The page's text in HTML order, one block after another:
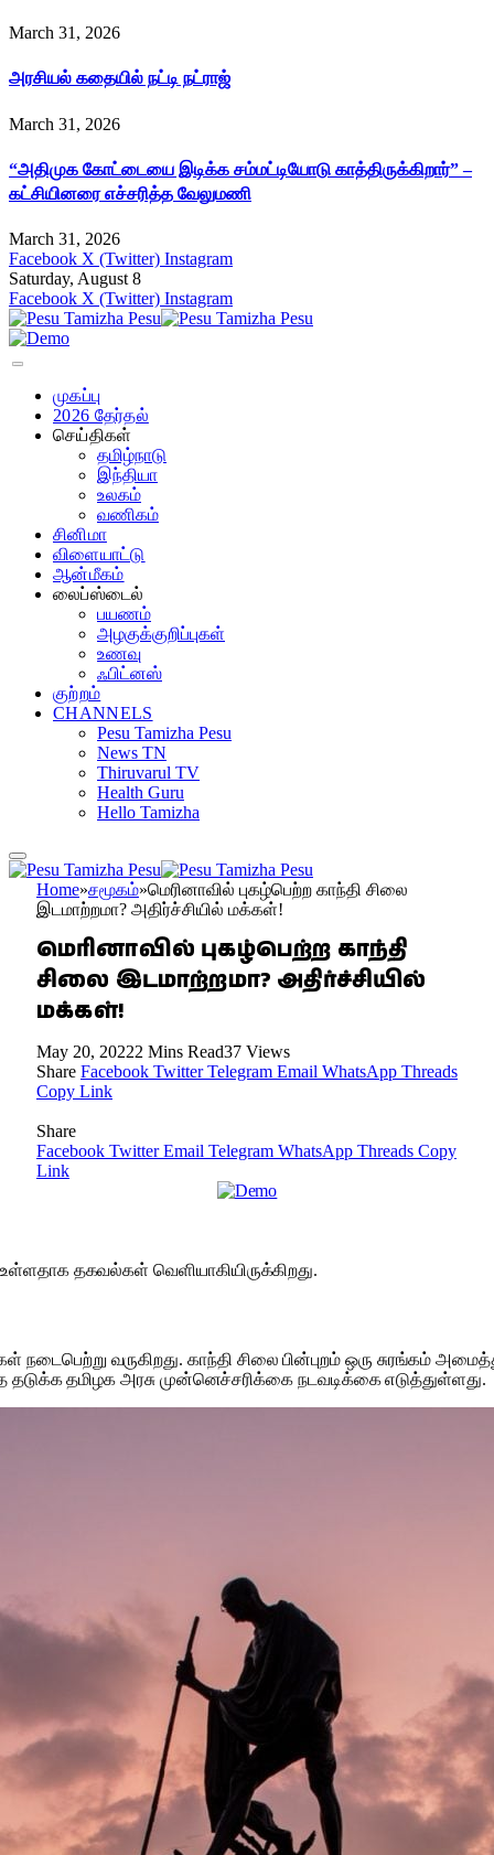
March 31, 2026
அரசியல் கதையில் நட்டி நட்ராஜ்
March 31, 2026
“அதிமுக கோட்டையை இடிக்க சம்மட்டியோடு காத்திருக்கிறார்” –
கட்சியினரை எச்சரித்த வேலுமணி
March 31, 2026
Facebook X (Twitter) Instagram
Saturday, August 8
Facebook X (Twitter) Instagram
முகப்பு
2026 தேர்தல்
செய்திகள்
தமிழ்நாடு
இந்தியா
உலகம்
வணிகம்
சினிமா
விளையாட்டு
ஆன்மீகம்
லைப்ஸ்டைல்
பயணம்
அழகுக்குறிப்புகள்
உணவு
ஃபிட்னஸ்
குற்றம்
CHANNELS
Pesu Tamizha Pesu
News TN
Thiruvarul TV
Health Guru
Hello Tamizha
Home»சமூகம்»மெரினாவில் புகழ்பெற்ற காந்தி சிலை
இடமாற்றமா? அதிர்ச்சியில் மக்கள்!
மெரினாவில் புகழ்பெற்ற காந்தி
சிலை இடமாற்றமா? அதிர்ச்சியில்
மக்கள்!
May 20, 20222 Mins Read37 Views
Share Facebook Twitter Telegram Email WhatsApp Threads
Copy Link
Share
Facebook Twitter Email Telegram WhatsApp Threads Copy
Link
தகவல்கள் வெளியாகியிருக்கிறது.
வருகிறது. காந்தி சிலை பின்புறம் ஒரு சுரங்கம்
தமிழக அரசு முன்னெச்சரிக்கை நடவடிக்கை எடுத்துள்ளது.